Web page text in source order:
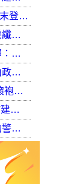
淡水藝術嘉年華「走著橋」週末登場 淡水警啟動交通管制
台灣微商興起 呂世博引領婕樂纖走入國際
租賃條例修法三大方向 內政部：保障租賃雙方權益 租客安心住、房東放心租
免費租屋法律訴訟扶助服務 內政部：9月30日起正式開辦受理
溫暖守護 一路相伴 替代役關懷袍澤弟兄 以行動展現同袍大愛
中央已挹注39億元助嘉義市佈建污水系統 內政部：東區用戶接管將新增3萬戶 期許未來推動再生水永續利用
「從災害到詐騙」 內政部推動警大轉型強化災防與偵查能力